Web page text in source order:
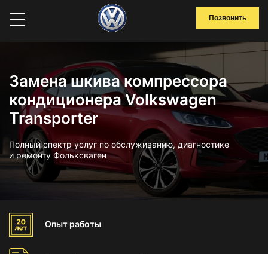
Позвонить
Замена шкива компрессора
кондиционера Volkswagen
Transporter
Полный спектр услуг по обслуживанию, диагностике
и ремонту Фольксваген
Опыт работы